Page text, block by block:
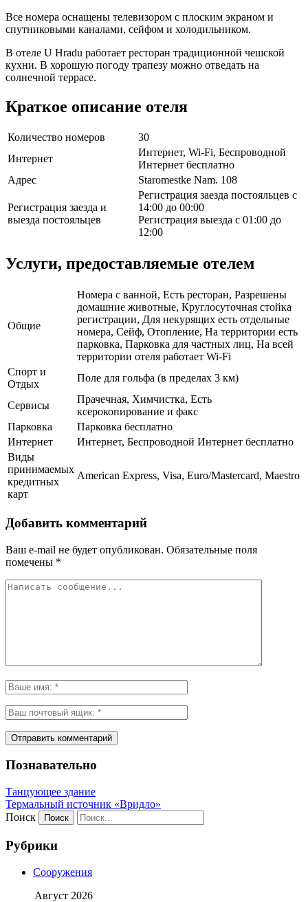
Все номера оснащены телевизором с плоским экраном и
спутниковыми каналами, сейфом и холодильником.
В отеле U Hradu работает ресторан традиционной чешской
кухни. В хорошую погоду трапезу можно отведать на
солнечной террасе.
Краткое описание отеля
Количество номеров
30
Интернет
Интернет, Wi-Fi, Беспроводной
Интернет бесплатно
Адрес
Staromestke Nam. 108
Регистрация заезда и
выезда постояльцев
Регистрация заезда постояльцев с
14:00 до 00:00
Регистрация выезда с 01:00 до
12:00
Услуги, предоставляемые отелем
Общие
Номера с ванной, Есть ресторан, Разрешены
домашние животные, Круглосуточная стойка
регистрации, Для некурящих есть отдельные
номера, Сейф, Отопление, На территории есть
парковка, Парковка для частных лиц, На всей
территории отеля работает Wi-Fi
Спорт и
Отдых
Поле для гольфа (в пределах 3 км)
Сервисы
Прачечная, Химчистка, Есть
ксерокопирование и факс
Парковка
Парковка бесплатно
Интернет
Интернет, Беспроводной Интернет бесплатно
Виды
принимаемых
кредитных
карт
American Express, Visa, Euro/Mastercard, Maestro
Добавить комментарий
Ваш e-mail не будет опубликован. Обязательные поля
помечены *
Познавательно
Танцующее здание
Термальный источник «Вридло»
Поиск
Рубрики
Сооружения
Август 2026